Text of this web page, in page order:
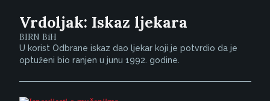
Vrdoljak: Iskaz ljekara
BIRN BiH
U korist Odbrane iskaz dao ljekar koji je potvrdio da je
optuženi bio ranjen u junu 1992. godine.